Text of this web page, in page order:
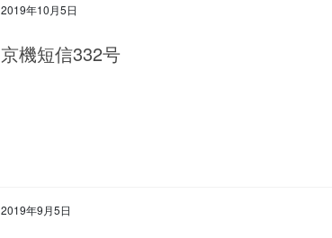
2019年10月5日
京機短信332号
2019年9月5日